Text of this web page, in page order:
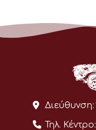
Διεύθυνση:
Τηλ. Κέντρο: